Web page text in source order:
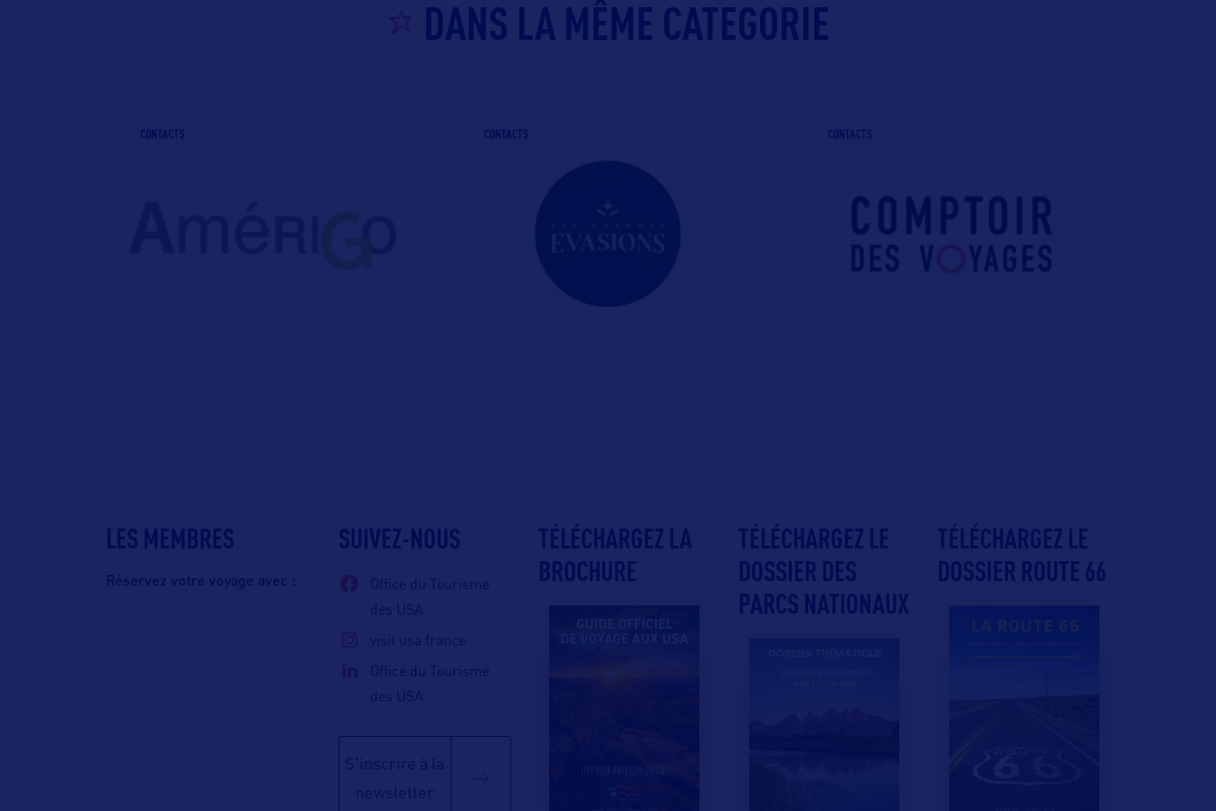
DANS LA MÊME CATEGORIE
CONTACTS CONTACTS CONTACTS
LES MEMBRES
Réservez votre voyage avec :
SUIVEZ-NOUS
Office du Tourisme
des USA
visit usa france
Office du Tourisme
des USA
S'inscrire à la
newsletter
TÉLÉCHARGEZ LA
BROCHURE
TÉLÉCHARGEZ LE
DOSSIER DES
PARCS NATIONAUX
TÉLÉCHARGEZ LE
DOSSIER ROUTE 66